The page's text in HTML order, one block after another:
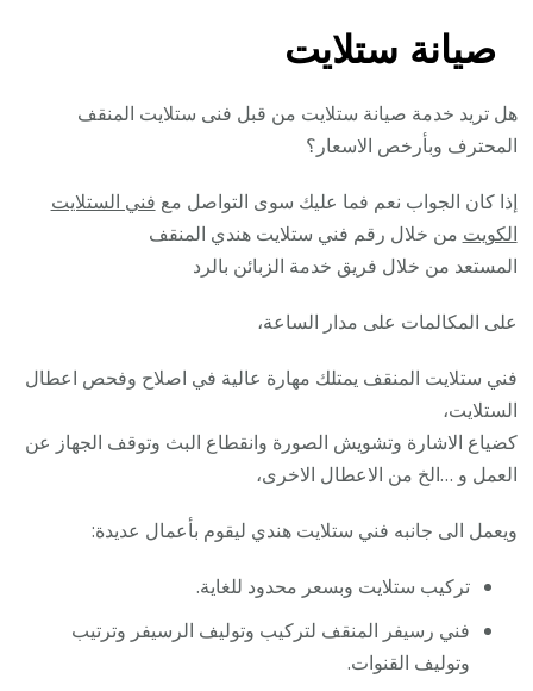
صيانة ستلايت
هل تريد خدمة صيانة ستلايت من قبل فنى ستلايت المنقف
المحترف وبأرخص الاسعار؟
إذا كان الجواب نعم فما عليك سوى التواصل مع فني الستلايت
الكويت من خلال رقم فني ستلايت هندي المنقف
المستعد من خلال فريق خدمة الزبائن بالرد
على المكالمات على مدار الساعة،
فني ستلايت المنقف يمتلك مهارة عالية في اصلاح وفحص اعطال
الستلايت،
كضياع الاشارة وتشويش الصورة وانقطاع البث وتوقف الجهاز عن
العمل و …الخ من الاعطال الاخرى،
ويعمل الى جانبه فني ستلايت هندي ليقوم بأعمال عديدة:
تركيب ستلايت وبسعر محدود للغاية.
فني رسيفر المنقف لتركيب وتوليف الرسيفر وترتيب
وتوليف القنوات.